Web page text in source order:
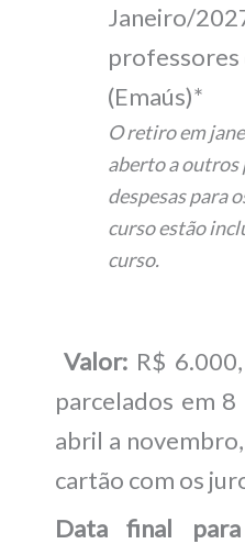
Janeiro/
professores
(Emaús)*
O retiro em
aberto a outros
despesas para
curso estão
curso.
Valor: R$
parcelados em
abril a
cartão com os
Data final